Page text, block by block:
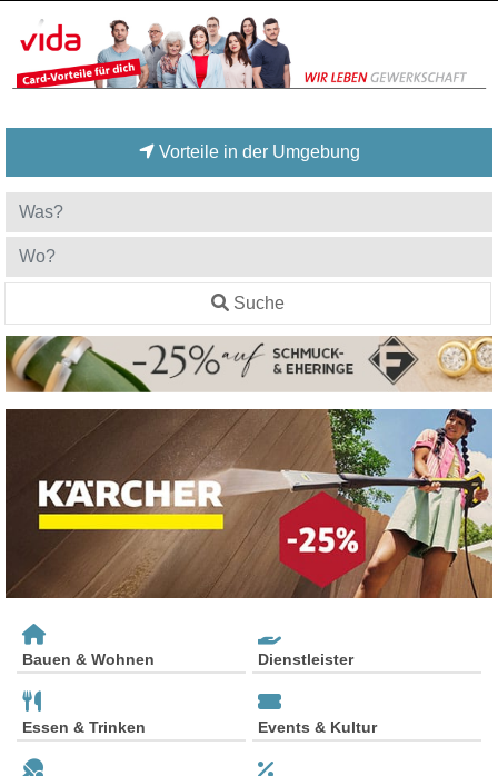
Vorteile in der Umgebung
Suche
Bauen & Wohnen Dienstleister
Essen & Trinken Events & Kultur